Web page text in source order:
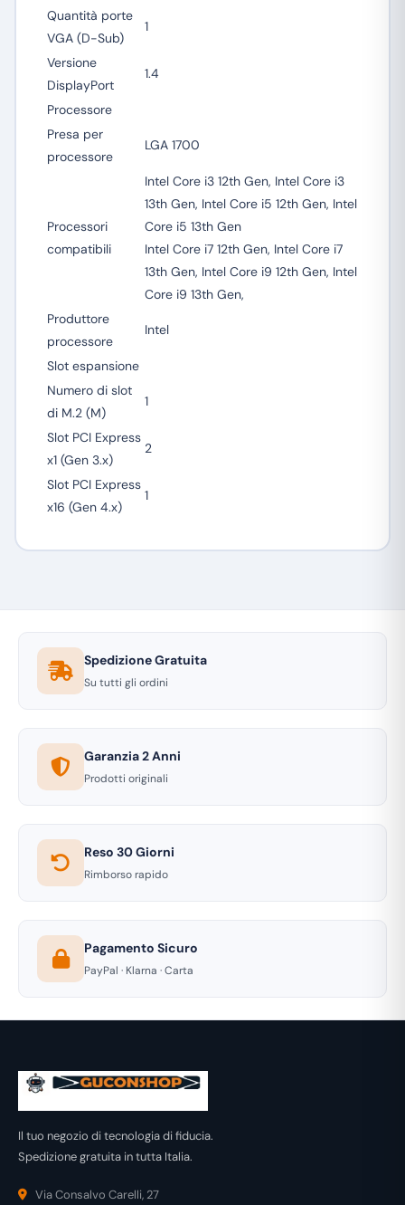
Quantità porte
VGA (D-Sub)
1
Versione
DisplayPort
1.4
Processore
Presa per
processore
LGA 1700
Processori
compatibili
Intel Core i3 12th Gen, Intel Core i3
13th Gen, Intel Core i5 12th Gen, Intel
Core i5 13th Gen
Intel Core i7 12th Gen, Intel Core i7
13th Gen, Intel Core i9 12th Gen, Intel
Core i9 13th Gen,
Produttore
processore
Intel
Slot espansione
Numero di slot
di M.2 (M)
1
Slot PCI Express
x1 (Gen 3.x)
2
Slot PCI Express
x16 (Gen 4.x)
1
Spedizione Gratuita
Su tutti gli ordini
Garanzia 2 Anni
Prodotti originali
Reso 30 Giorni
Rimborso rapido
Pagamento Sicuro
PayPal · Klarna · Carta
Il tuo negozio di tecnologia di fiducia.
Spedizione gratuita in tutta Italia.
Via Consalvo Carelli, 27